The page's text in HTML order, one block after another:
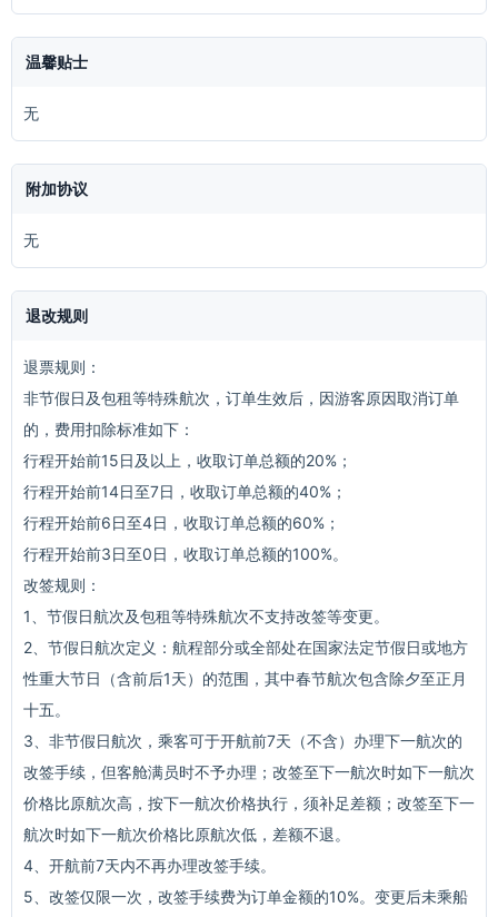
温馨贴士
无
附加协议
无
退改规则
退票规则：
非节假日及包租等特殊航次，订单生效后，因游客原因取消订单
的，费用扣除标准如下：
行程开始前15日及以上，收取订单总额的20%；
行程开始前14日至7日，收取订单总额的40%；
行程开始前6日至4日，收取订单总额的60%；
行程开始前3日至0日，收取订单总额的100%。
改签规则：
1、节假日航次及包租等特殊航次不支持改签等变更。
2、节假日航次定义：航程部分或全部处在国家法定节假日或地方
性重大节日（含前后1天）的范围，其中春节航次包含除夕至正月
十五。
3、非节假日航次，乘客可于开航前7天（不含）办理下一航次的
改签手续，但客舱满员时不予办理；改签至下一航次时如下一航次
价格比原航次高，按下一航次价格执行，须补足差额；改签至下一
航次时如下一航次价格比原航次低，差额不退。
4、开航前7天内不再办理改签手续。
5、改签仅限一次，改签手续费为订单金额的10%。变更后未乘船